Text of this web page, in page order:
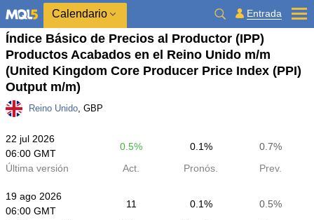
Calendario Entrada
Índice Básico de Precios al Productor (IPP)
Productos Acabados en el Reino Unido m/m
(United Kingdom Core Producer Price Index (PPI)
Output m/m)
Reino Unido, GBP
22 jul 2026
06:00 GMT
0.5% 0.1%
0.7%
Última versión
Act. Pronós. Prev.
19 ago 2026
06:00 GMT
11 0.1%
0.5%